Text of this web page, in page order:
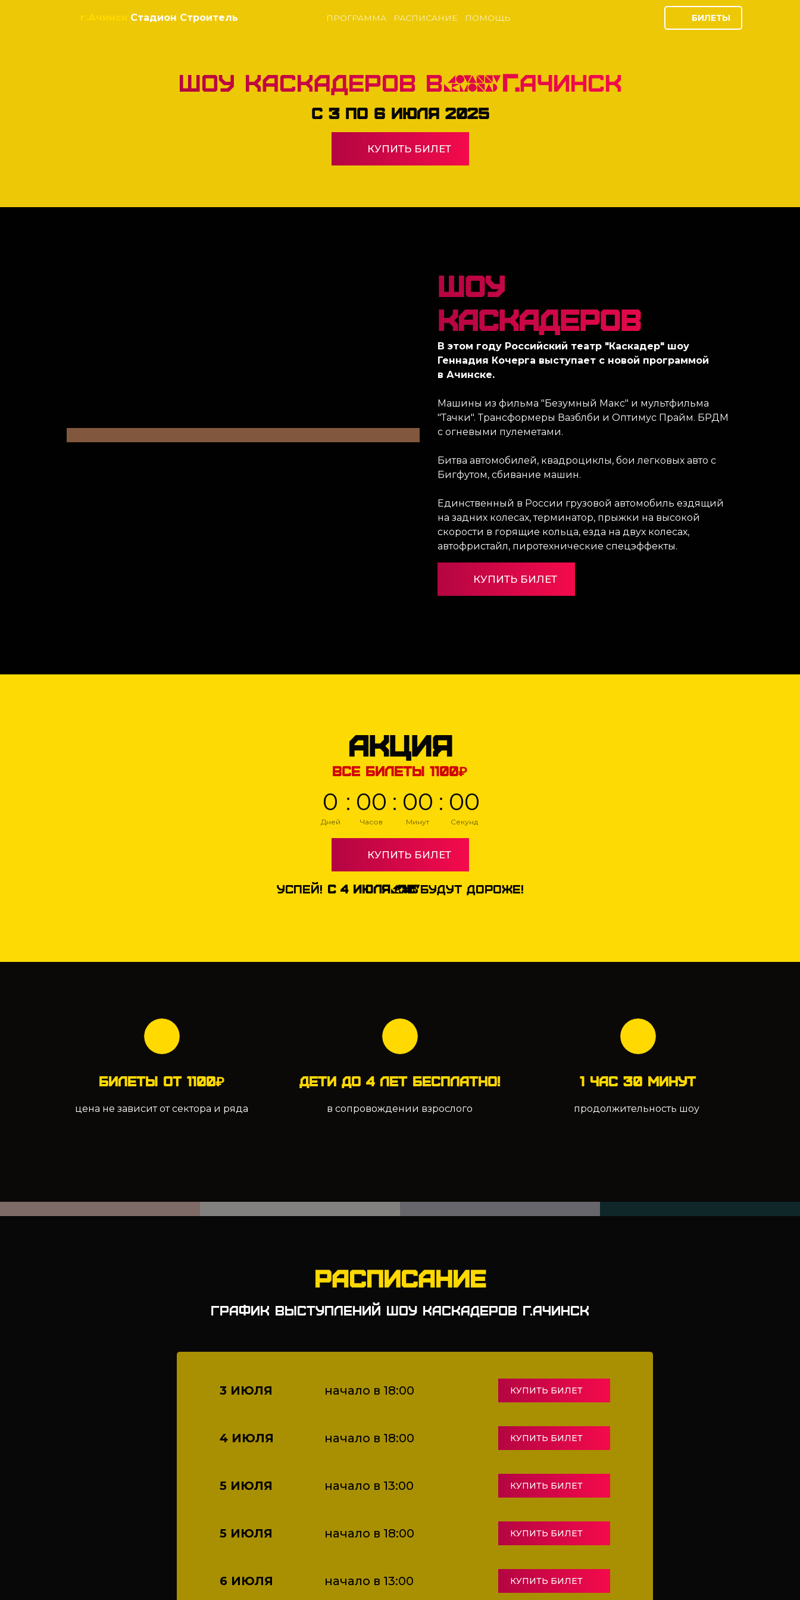
Стадион Строитель ПРОГРАММА РАСПИСАНИЕ ПОМОЩЬ БИЛЕТЫ
Шоу Каскадеров вг.Ачинск
с 3 по 6 июля 2025
КУПИТЬ БИЛЕТ
Шоу
каскадеров
В этом году Российский театр "Каскадер" шоу
Геннадия Кочерга выступает с новой программой
в Ачинске.
Машины из фильма "Безумный Макс" и мультфильма
"Тачки". Трансформеры Вазблби и Оптимус Прайм. БРДМ
с огневыми пулеметами.
Битва автомобилей, квадроциклы, бои легковых авто с
Бигфутом, сбивание машин.
Единственный в России грузовой автомобиль ездящий
на задних колесах, терминатор, прыжки на высокой
скорости в горящие кольца, езда на двух колесах,
автофристайл, пиротехнические спецэффекты.
КУПИТЬ БИЛЕТ
АКЦИЯ
ВСЕ БИЛЕТЫ 1100₽
0
Дней
: 00
Часов
: 00
Минут
: 00
Секунд
КУПИТЬ БИЛЕТ
УСПЕЙ! С 4 ИЮЛЯБУДУТ ДОРОЖЕ!
Билеты от 1100₽
цена не зависит от сектора и ряда
Дети до 4 лет бесплатно!
в сопровождении взрослого
1 час 30 минут
продолжительность шоу
РАСПИСАНИЕ
ГРАФИК ВЫСТУПЛЕНИЙ ШОУ КАСКАДЕРОВ г.Ачинск
3 ИЮЛЯ начало в 18:00 КУПИТЬ БИЛЕТ
4 ИЮЛЯ начало в 18:00 КУПИТЬ БИЛЕТ
5 ИЮЛЯ начало в 13:00 КУПИТЬ БИЛЕТ
5 ИЮЛЯ начало в 18:00 КУПИТЬ БИЛЕТ
6 ИЮЛЯ начало в 13:00 КУПИТЬ БИЛЕТ